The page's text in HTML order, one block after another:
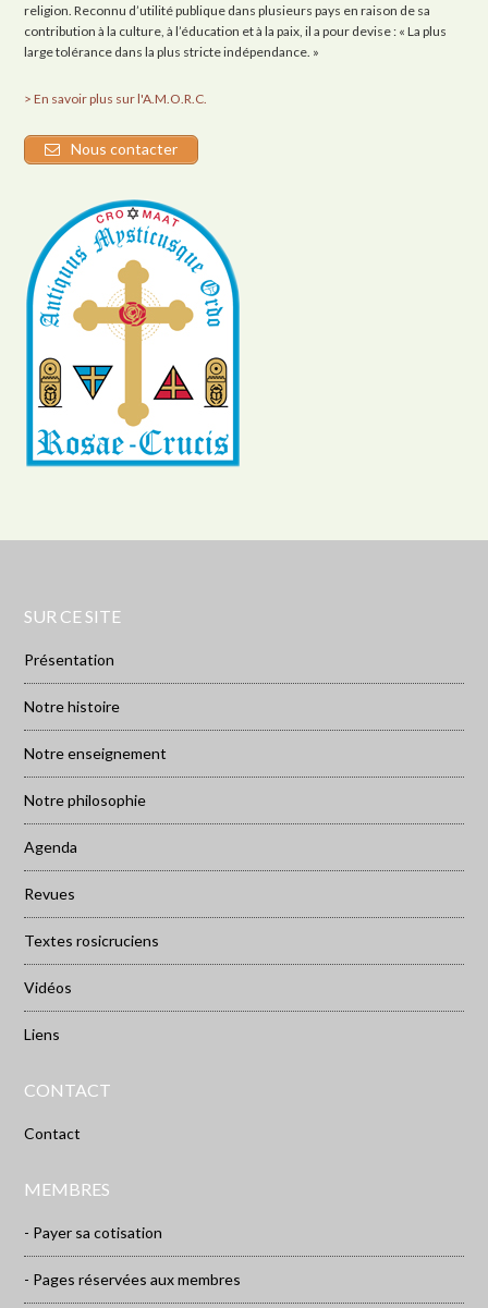
religion. Reconnu d’utilité publique dans plusieurs pays en raison de sa
contribution à la culture, à l’éducation et à la paix, il a pour devise : « La plus
large tolérance dans la plus stricte indépendance. »
> En savoir plus sur l'A.M.O.R.C.
Nous contacter
SUR CE SITE
Présentation
Notre histoire
Notre enseignement
Notre philosophie
Agenda
Revues
Textes rosicruciens
Vidéos
Liens
CONTACT
Contact
MEMBRES
- Payer sa cotisation
- Pages réservées aux membres